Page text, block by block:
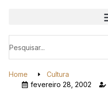
Home
Cultura
fevereiro 28, 2002